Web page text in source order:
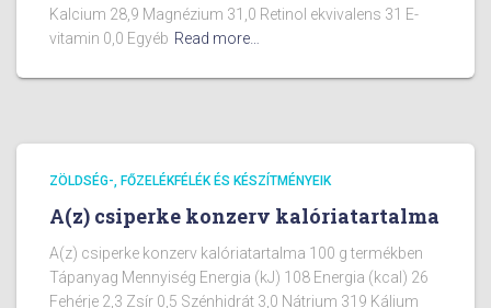
Kalcium 28,9 Magnézium 31,0 Retinol ekvivalens 31 E-
vitamin 0,0 Egyéb Read more…
ZÖLDSÉG-, FŐZELÉKFÉLÉK ÉS KÉSZÍTMÉNYEIK
A(z) csiperke konzerv kalóriatartalma
A(z) csiperke konzerv kalóriatartalma 100 g termékben
Tápanyag Mennyiség Energia (kJ) 108 Energia (kcal) 26
Fehérje 2,3 Zsír 0,5 Szénhidrát 3,0 Nátrium 319 Kálium